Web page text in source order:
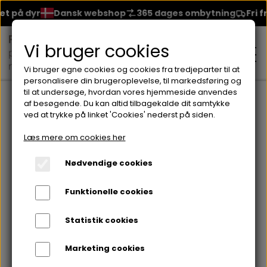
dyr Dansk webshop 365 dages ombytning Fri
MAKEUP
ANSIGT
FOUNDATION
BLUSH
BRYN
GEL
ØJNE
HUDPLEJE
ØJENCREME
HÅRPLEJE
SHAMPOO
Forside Brands Seventeen Neglelakker fra Seventeen
Vi bruger cookies
Vi bruger egne cookies og cookies fra tredjeparter til at
personalisere din brugeroplevelse, til markedsføring og
til at undersøge, hvordan vores hjemmeside anvendes
af besøgende. Du kan altid tilbagekalde dit samtykke
ved at trykke på linket 'Cookies' nederst på siden.
Læs mere om cookies her
Nødvendige cookies
Funktionelle cookies
Statistik cookies
Marketing cookies